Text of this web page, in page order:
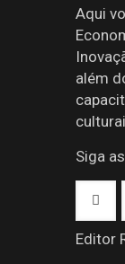
Aqui
além
Siga
Editor